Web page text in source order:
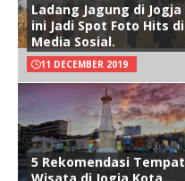
Ladang Jagung di Jogja
ini Jadi Spot Foto Hits di
Media Sosial.
11 DECEMBER 2019
5 Rekomendasi Tempat